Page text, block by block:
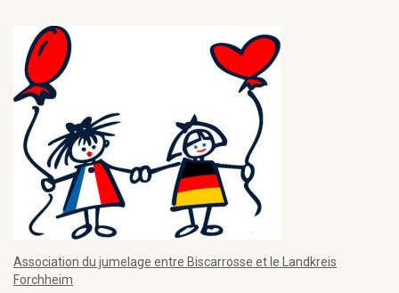
Association du jumelage entre Biscarrosse et le Landkreis
Forchheim